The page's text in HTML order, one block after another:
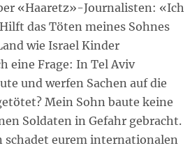
«Haaretz»-Journalisten: «Ich
das Töten meines Sohnes
wie Israel Kinder
eine Frage: In Tel Aviv
und werfen Sachen auf die
Mein Sohn baute keine
Soldaten in Gefahr gebracht.
schadet eurem internationalen